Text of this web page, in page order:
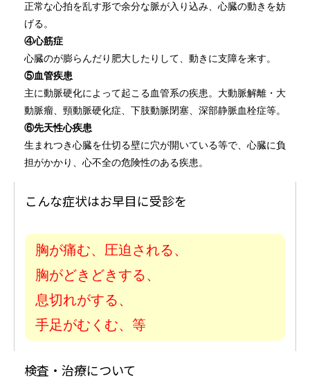
正常な心拍を乱す形で余分な脈が入り込み、心臓の動きを妨
げる。
④心筋症
心臓のが膨らんだり肥大したりして、動きに支障を来す。
⑤血管疾患
主に動脈硬化によって起こる血管系の疾患。大動脈解離・大
動脈瘤、頸動脈硬化症、下肢動脈閉塞、深部静脈血栓症等。
⑥先天性心疾患
生まれつき心臓を仕切る壁に穴が開いている等で、心臓に負
担がかかり、心不全の危険性のある疾患。
こんな症状はお早目に受診を
胸が痛む、圧迫される、
胸がどきどきする、
息切れがする、
手足がむくむ、等
検査・治療について